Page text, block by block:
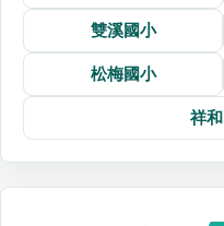
雙溪國小
松梅國小
祥